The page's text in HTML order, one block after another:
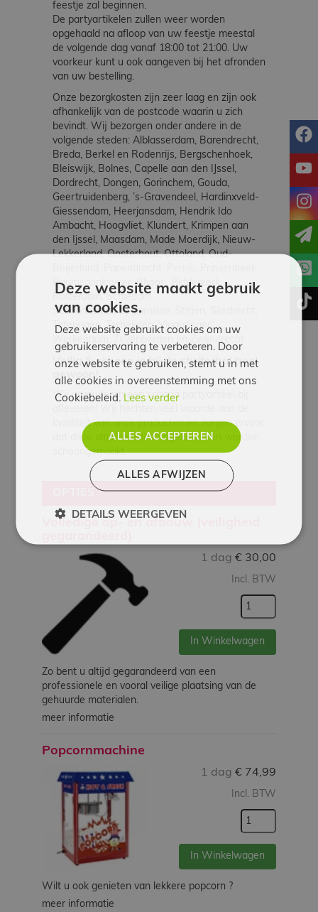
feestje zal beginnen.
De partyartikelen zullen weer worden
opgehaald na afloop van uw feestje meestal
de volgende dag vanaf 18:00 tot 21:00. Uw
voorkeur kunt u ook aangeven bij het afronden
van uw bestelling.
Onze bezorgkosten zijn zeer laag en zijn ook
afhankelijk van de postcode waarin u zich
bevindt. Wij bezorgen onder andere in de
volgende steden: Alblasserdam, Barendrecht,
Breda, Berkel en Rodenrijs, Bergschenhoek,
Bleiswijk, Bolnes, Capelle aan den IJssel,
Dordrecht, Dongen, Gorinchem, Gouda,
Geertruidenberg, ’s-Gravendeel, Hardinxveld-
Giessendam, Heerjansdam, Hendrik Ido
Ambacht, Hoogvliet, Klundert, Krimpen aan
den Ijssel, Maasdam, Made Moerdijk, Nieuw-
Lekkerland, Oosterhout, Ottoland, Oud-
Raamsdonksveer, Rhoon, Ridderkerk,
Schoonhoven,Spijkenisse,
Teteringen, Terheijden, Vlaardingen,
Werkendam, Zevenbergen en Zwijndrecht.
Veilig & schoon is bij de stuiterbal heel
gewoon!
Wij garanderen een schoon partyartikel bij
kwaliteit van onze producten en zorgen ervoor
dat deze altijd worden nagekeken en worden
schoongemaakt.
Volledige op- en afbouw (veiligheid
1 dag € 30,00
Incl. BTW
In Winkelwagen
Zo bent u altijd gegarandeerd van een
professionele en vooral veilige plaatsing van de
gehuurde materialen.
meer informatie
Popcornmachine
1 dag € 74,99
Incl. BTW
In Winkelwagen
Wilt u ook genieten van lekkere popcorn ?
meer informatie
Deze website maakt gebruik
van cookies.
Deze website gebruikt cookies om uw
gebruikerservaring te verbeteren. Door
onze website te gebruiken, stemt u in met
alle cookies in overeenstemming met ons
Cookiebeleid. Lees verder
ALLES ACCEPTEREN
ALLES AFWIJZEN
DETAILS WEERGEVEN